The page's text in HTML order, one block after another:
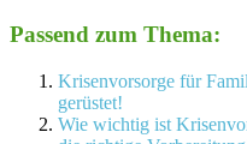
Passend zum Thema:
Krisenvorsorge für
gerüstet!
Wie wichtig ist